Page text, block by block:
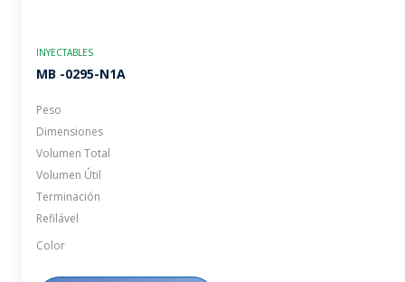
INYECTABLES
MB -0295-N1A
Peso
Dimensiones
Volumen Total
Volumen Útil
Terminación
Refilável
Color